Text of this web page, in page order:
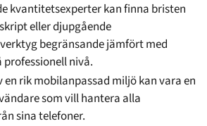
kvantitetsexperter kan finna bristen
eller djupgående
begränsande jämfört med
nivå.
en rik mobilanpassad miljö kan vara en
som vill hantera alla
sina telefoner.